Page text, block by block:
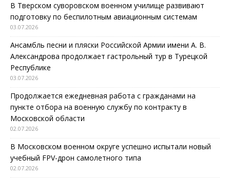
В Тверском суворовском военном училище развивают
подготовку по беспилотным авиационным системам
03.07.2026
Ансамбль песни и пляски Российской Армии имени А. В.
Александрова продолжает гастрольный тур в Турецкой
Республике
03.07.2026
Продолжается ежедневная работа с гражданами на
пункте отбора на военную службу по контракту в
Московской области
02.07.2026
В Московском военном округе успешно испытали новый
учебный FPV-дрон самолетного типа
02.07.2026